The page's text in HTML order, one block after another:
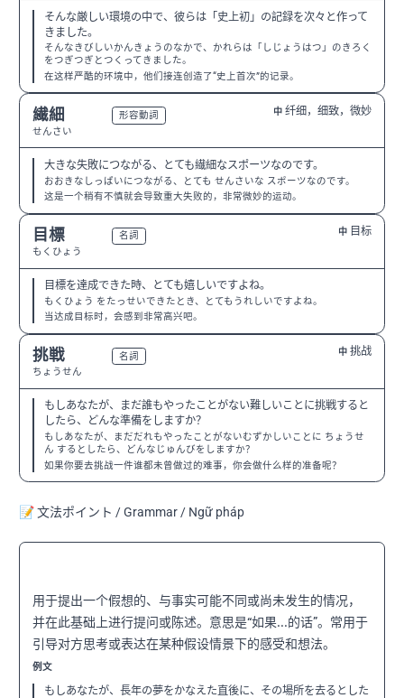
そんな厳しい環境の中で、彼らは「史上初」の記録を次々と作って
きました。
そんなきびしいかんきょうのなかで、かれらは「しじょうはつ」のきろく
をつぎつぎとつくってきました。
在这样严酷的环境中，他们接连创造了“史上首次”的记录。
繊細
せんさい
形容動詞 中 纤细，细致，微妙
大きな失敗につながる、とても繊細なスポーツなのです。
おおきなしっぱいにつながる、とても せんさいな スポーツなのです。
这是一个稍有不慎就会导致重大失败的，非常微妙的运动。
目標
もくひょう
名詞 中 目标
目標を達成できた時、とても嬉しいですよね。
もくひょう をたっせいできたとき、とてもうれしいですよね。
当达成目标时，会感到非常高兴吧。
挑戦
ちょうせん
名詞 中 挑战
もしあなたが、まだ誰もやったことがない難しいことに挑戦すると
したら、どんな準備をしますか？
もしあなたが、まだだれもやったことがないむずかしいことに ちょうせ
ん するとしたら、どんなじゅんびをしますか？
如果你要去挑战一件谁都未曾做过的难事，你会做什么样的准备呢？
📝 文法ポイント / Grammar / Ngữ pháp
用于提出一个假想的、与事实可能不同或尚未发生的情况，
并在此基础上进行提问或陈述。意思是“如果...的话”。常用于
引导对方思考或表达在某种假设情景下的感受和想法。
例文
もしあなたが、長年の夢をかなえた直後に、その場所を去るとした